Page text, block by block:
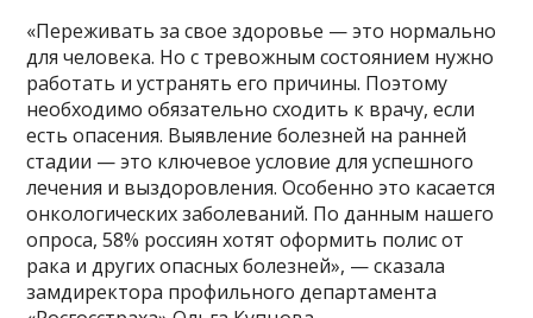
«Переживать за свое здоровье — это нормально
для человека. Но с тревожным состоянием нужно
работать и устранять его причины. Поэтому
необходимо обязательно сходить к врачу, если
есть опасения. Выявление болезней на ранней
стадии — это ключевое условие для успешного
лечения и выздоровления. Особенно это касается
онкологических заболеваний. По данным нашего
опроса, 58% россиян хотят оформить полис от
рака и других опасных болезней», — сказала
замдиректора профильного департамента